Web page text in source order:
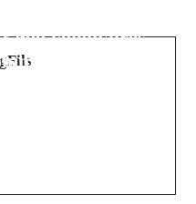
000 volontaires